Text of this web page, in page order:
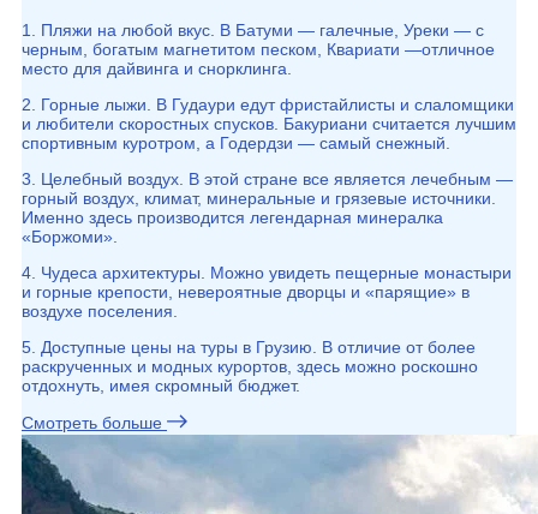
1. Пляжи на любой вкус. В Батуми — галечные, Уреки — с
черным, богатым магнетитом песком, Квариати —отличное
место для дайвинга и снорклинга.
2. Горные лыжи. В Гудаури едут фристайлисты и слаломщики
и любители скоростных спусков. Бакуриани считается лучшим
спортивным куротром, а Годердзи — самый снежный.
3. Целебный воздух. В этой стране все является лечебным —
горный воздух, климат, минеральные и грязевые источники.
Именно здесь производится легендарная минералка
«Боржоми».
4. Чудеса архитектуры. Можно увидеть пещерные монастыри
и горные крепости, невероятные дворцы и «парящие» в
воздухе поселения.
5. Доступные цены на туры в Грузию. В отличие от более
раскрученных и модных курортов, здесь можно роскошно
отдохнуть, имея скромный бюджет.
Смотреть больше